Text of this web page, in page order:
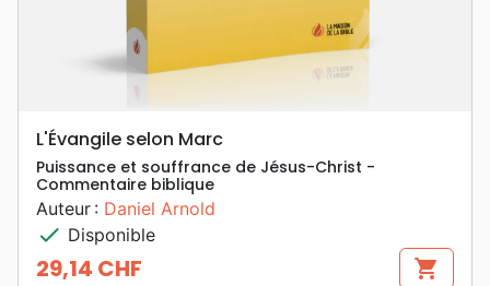
L'Évangile selon Marc
Puissance et souffrance de Jésus-Christ -
Commentaire biblique
Auteur : Daniel Arnold
check Disponible
Prix
29,14 CHF shopping_cart